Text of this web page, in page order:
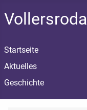
Vollersroda
Startseite
Aktuelles
Geschichte